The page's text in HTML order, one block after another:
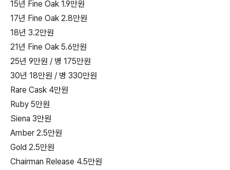
15년 Fine Oak 1.9만원
17년 Fine Oak 2.8만원
18년 3.2만원
21년 Fine Oak 5.6만원
25년 9만원 / 병 175만원
30년 18만원 / 병 330만원
Rare Cask 4만원
Ruby 5만원
Siena 3만원
Amber 2.5만원
Gold 2.5만원
Chairman Release 4.5만원